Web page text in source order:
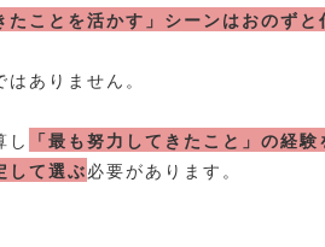
たことを活かす」シーンはおのず
ありません。
し
「最も努力してきたこと」の経
して選ぶ必要があります。